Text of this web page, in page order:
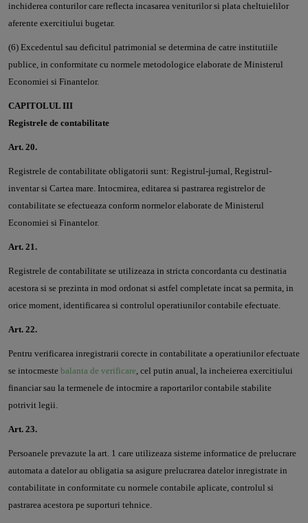
inchiderea conturilor care reflecta incasarea veniturilor si plata cheltuielilor
aferente exercitiului bugetar.
(6) Excedentul sau deficitul patrimonial se determina de catre institutiile
publice, in conformitate cu normele metodologice elaborate de Ministerul
Economiei si Finantelor.
CAPITOLUL III
Registrele de contabilitate
Art. 20.
Registrele de contabilitate obligatorii sunt: Registrul-jurnal, Registrul-
inventar si Cartea mare. Intocmirea, editarea si pastrarea registrelor de
contabilitate se efectueaza conform normelor elaborate de Ministerul
Economiei si Finantelor.
Art. 21.
Registrele de contabilitate se utilizeaza in stricta concordanta cu destinatia
acestora si se prezinta in mod ordonat si astfel completate incat sa permita, in
orice moment, identificarea si controlul operatiunilor contabile efectuate.
Art. 22.
Pentru verificarea inregistrarii corecte in contabilitate a operatiunilor efectuate
se intocmeste balanta de verificare, cel putin anual, la incheierea exercitiului
financiar sau la termenele de intocmire a raportarilor contabile stabilite
potrivit legii.
Art. 23.
Persoanele prevazute la art. 1 care utilizeaza sisteme informatice de prelucrare
automata a datelor au obligatia sa asigure prelucrarea datelor inregistrate in
contabilitate in conformitate cu normele contabile aplicate, controlul si
pastrarea acestora pe suporturi tehnice.